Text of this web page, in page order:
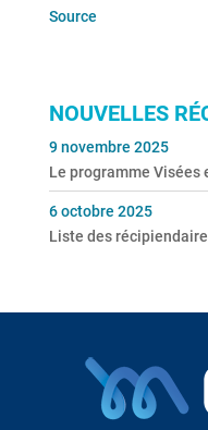
Source
NOUVELLES
Le programme Visées
9 novembre 2025
Liste des
6 octobre 2025